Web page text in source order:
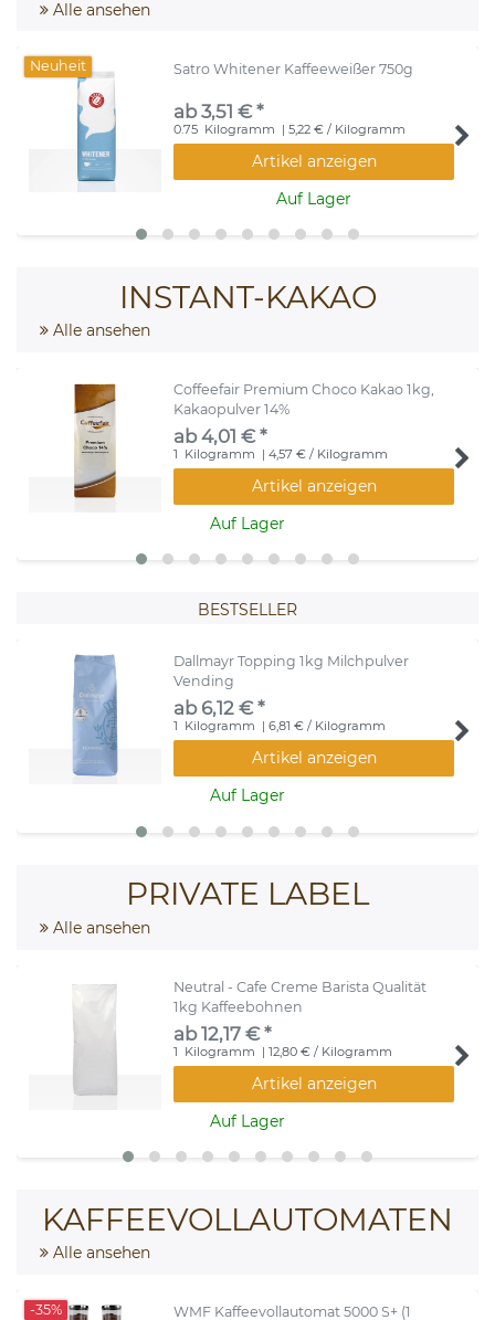
Alle ansehen
Neuheit Satro Whitener Kaffeeweißer 750g
ab 3,51 € *
0.75 Kilogramm | 5,22 € / Kilogramm
Artikel anzeigen
Auf Lager
INSTANT-KAKAO
Alle ansehen
Coffeefair Premium Choco Kakao 1kg,
Kakaopulver 14%
ab 4,01 € *
1 Kilogramm | 4,57 € / Kilogramm
Artikel anzeigen
Auf Lager
BESTSELLER
Dallmayr Topping 1kg Milchpulver
Vending
ab 6,12 € *
1 Kilogramm | 6,81 € / Kilogramm
Artikel anzeigen
Auf Lager
PRIVATE LABEL
Alle ansehen
Neutral - Cafe Creme Barista Qualität
1kg Kaffeebohnen
ab 12,17 € *
1 Kilogramm | 12,80 € / Kilogramm
Artikel anzeigen
Auf Lager
KAFFEEVOLLAUTOMATEN
Alle ansehen
-35%
WMF Kaffeevollautomat 5000 S+ (1